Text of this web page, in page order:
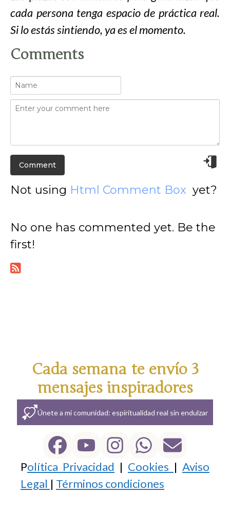
cada persona tenga espacio de práctica real.
Si lo estás sintiendo, ya es el momento.
Comments
Not using Html Comment Box yet?
No one has commented yet. Be the
first!
Cada semana te envío 3
mensajes inspiradores
Únete a mi comunidad: espiritualidad real sin endulzar
Política Privacidad | Cookies | Aviso
Legal | Términos condiciones